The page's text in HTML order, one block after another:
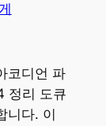
코디언 파
정리 도큐
니다. 이